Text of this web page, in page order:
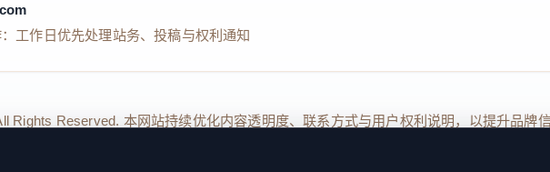
工作日优先处理站务、投稿与权利通知
Rights Reserved. 本网站持续优化内容透明度、联系方式与用户权利说明，以提升品牌